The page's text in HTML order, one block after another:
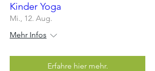
Kinder Yoga
Mi., 12. Aug.
Mehr Infos
Erfahre hier mehr.